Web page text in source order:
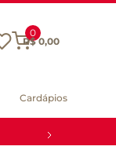
0
R$ 0,00
Cardápios